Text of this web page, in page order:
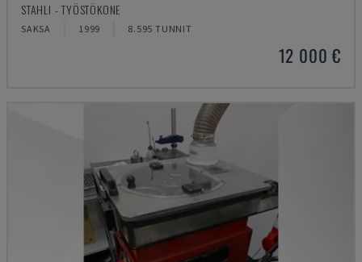
STAHLI - TYÖSTÖKONE
SAKSA 1999 8.595 TUNNIT
12 000 €